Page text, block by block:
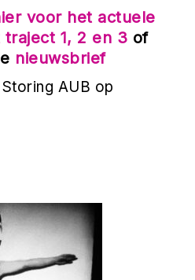
voor het actuele
1, 2 en 3 of
nieuwsbrief
AUB op